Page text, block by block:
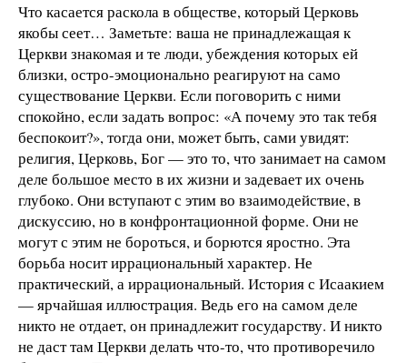
Что касается раскола в обществе, который Церковь
якобы сеет… Заметьте: ваша не принадлежащая к
Церкви знакомая и те люди, убеждения которых ей
близки, остро-эмоционально реагируют на само
существование Церкви. Если поговорить с ними
спокойно, если задать вопрос: «А почему это так тебя
беспокоит?», тогда они, может быть, сами увидят:
религия, Церковь, Бог — это то, что занимает на самом
деле большое место в их жизни и задевает их очень
глубоко. Они вступают с этим во взаимодействие, в
дискуссию, но в конфронтационной форме. Они не
могут с этим не бороться, и борются яростно. Эта
борьба носит иррациональный характер. Не
практический, а иррациональный. История с Исаакием
— ярчайшая иллюстрация. Ведь его на самом деле
никто не отдает, он принадлежит государству. И никто
не даст там Церкви делать что-то, что противоречило